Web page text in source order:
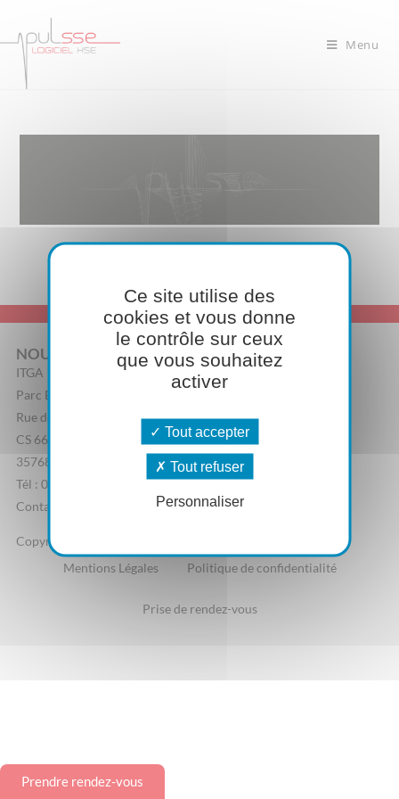
Menu
NOUS CONTACTER
ITGA
Parc Edonia, Bâtiment R
Rue de la Terre Adélie
CS 66862
35768 Saint-Grégoire Cedex
Tél : 02 23 44 07 20
Contactez-nous
Copyright - Pulsse.fr
Mentions Légales
Politique de confidentialité
Prise de rendez-vous
Prendre rendez-vous
Ce site utilise des
cookies et vous donne
le contrôle sur ceux
que vous souhaitez
activer
Tout accepter
Tout refuser
Personnaliser